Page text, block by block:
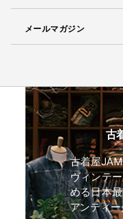
メールマガジン
古
古着屋
ヴィンテ
める日本
アンティ